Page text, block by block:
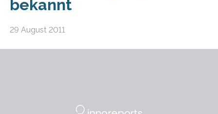
bekannt
29 August 2011